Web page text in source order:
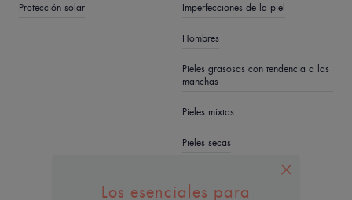
Los esenciales para
Protección solar Imperfecciones de la piel
Hombres
Pieles grasosas con tendencia a las
manchas
Pieles mixtas
Pieles secas
Sequedad y deshidratación